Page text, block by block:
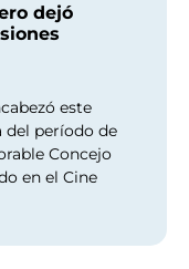
dejó
este
del período de
Concejo
en el Cine